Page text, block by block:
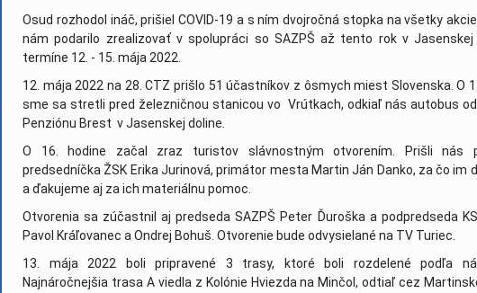
hrách v Tokiu nás reprezentuje mladučká plavkyňa Tatiana
| 03. august 2021
10.7.2021| 16. júl 2021
SR v kolkoch - Rimavská Sobota 2021
20. - 21.5.2021
| 24. máj 2021
| 04. marec 2021
- PF 2021 | 22. december 2020
znevýhodnených potrebuje rýchly reštart| 12. december 2020
10.12.2020
podporila našich showdownistov| 29. november 2020
Osud rozhodol ináč, prišiel COVID-19 a s ním dvojročná stopka na všetky
nám podarilo zrealizovať v spolupráci so SAZPŠ až tento rok v Jasenskej
termíne 12. - 15. mája 2022.
12. mája 2022 na 28. CTZ prišlo 51 účastníkov z ôsmych miest Slovenska. O
sme sa stretli pred železničnou stanicou vo Vrútkach, odkiaľ nás autobus
Penziónu Brest v Jasenskej doline.
O 16. hodine začal zraz turistov slávnostným otvorením. Prišli nás
predsedníčka ŽSK Erika Jurinová, primátor mesta Martin Ján Danko, za čo im
a ďakujeme aj za ich materiálnu pomoc.
Otvorenia sa zúčastnil aj predseda SAZPŠ Peter Ďuroška a podpredseda
Pavol Kráľovanec a Ondrej Bohuš. Otvorenie bude odvysielané na TV Turiec.
13. mája 2022 boli pripravené 3 trasy, ktoré boli rozdelené podľa
Najnáročnejšia trasa A viedla z Kolónie Hviezda na Minčol, odtiaľ cez